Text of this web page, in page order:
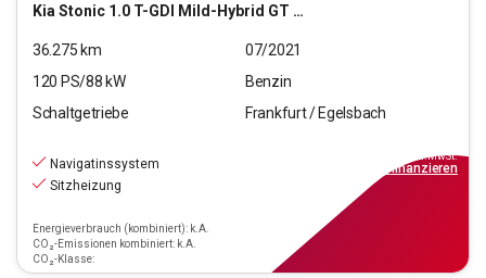
Kia Stonic 1.0 T-GDI Mild-Hybrid GT Line (EURO 6d)
36.275 km
07/2021
120 PS/88 kW
Benzin
Schaltgetriebe
Frankfurt / Egelsbach
Navigatinssystem
Sitzheizung
Energieverbrauch (kombiniert): k.A.
CO₂-Emissionen kombiniert: k.A.
CO₂-Klasse:
inkl.MwSt.
finanzieren